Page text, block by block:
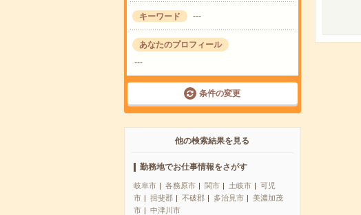
キーワード ---
あなたのプロフィール
---
条件の変更
他の検索結果を見る
勤務地でお仕事情報をさがす
岐阜市 各務原市 関市 土岐市
可児
市
揖斐郡 不破郡 多治見市
美濃加茂
市
中津川市